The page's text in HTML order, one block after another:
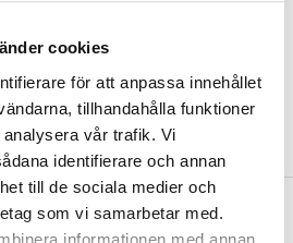
cookies
för att anpassa innehållet
tillhandahålla funktioner
vår trafik. Vi
identifierare och annan
till de sociala medier och
som vi samarbetar med.
informationen med annan